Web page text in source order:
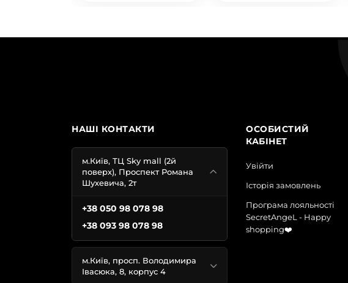
НАШІ КОНТАКТИ
м.Київ, ТЦ Sky mall (2й
поверх), Проспект Романа
Шухевича, 2т
+38 050 98 078 98
+38 093 98 078 98
м.Київ, просп. Володимира
Івасюка, 8, корпус 4
ОСОБИСТИЙ
КАБІНЕТ
Увійти
Історія замовлень
Програма лояльності
SecretAngeL - Happy
shopping❤️